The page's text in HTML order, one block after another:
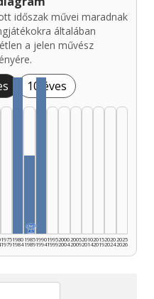
időszak művei maradnak
általában
a jelen művész
10 éves
1975
1979
1980
1984
🏆
1985
1989
1990
1994
1995
1999
2000
2004
2005
2009
2010
2014
2015
2019
2020
2024
2025
2026